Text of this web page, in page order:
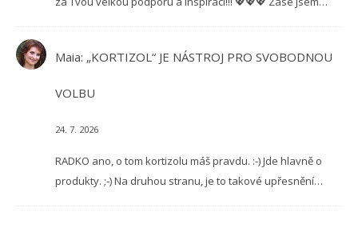
Maia: „KORTIZOL“ JE NÁSTROJ PRO SVOBODNOU
VOLBU
24. 7. 2026
RADKO ano, o tom kortizolu máš pravdu. :-) Jde hlavně o
produkty. ;-) Na druhou stranu, je to takové upřesnění…